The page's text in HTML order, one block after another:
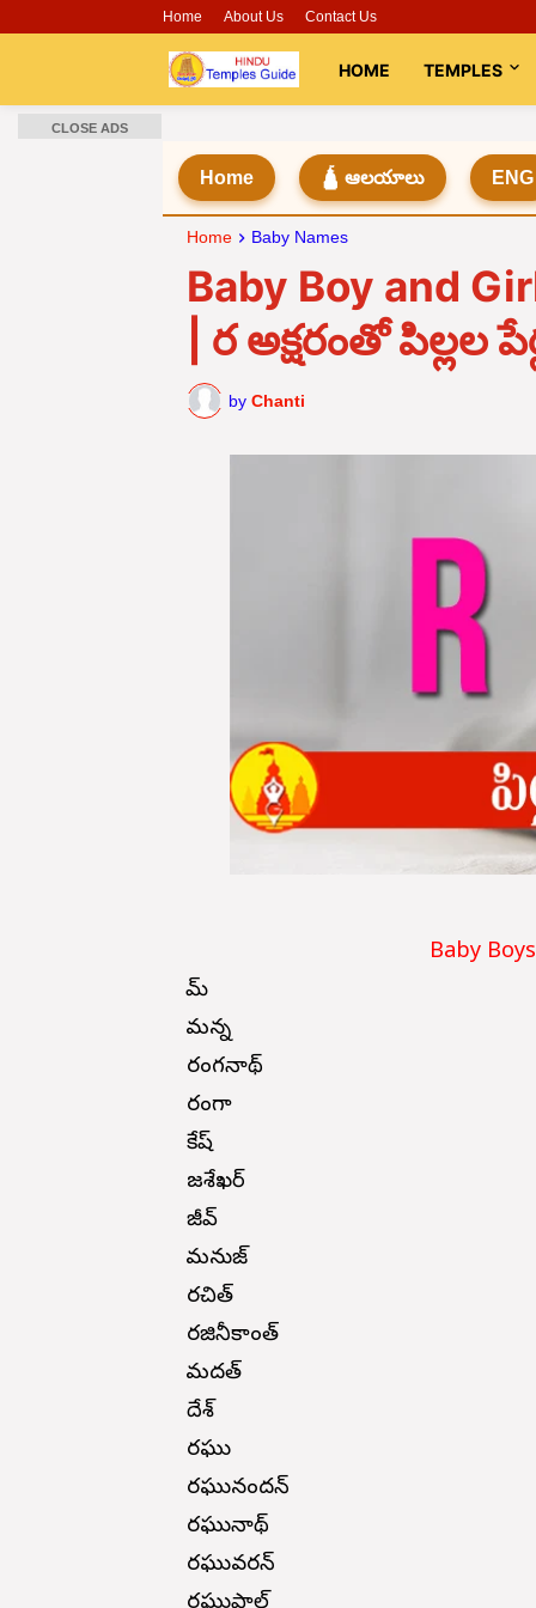
Home About Us Contact Us
HOME TEMPLES
Home 🛕 ఆలయాలు ENG
Home Baby Names
Baby Boy and
| ర అక్షరంతో పిల్లల
by Chanti
Baby
రామ్
రామన్న
రంగనాథ్
రంగా
రాకేష్
రాజశేఖర్
రాజీవ్
రామనుజ్
రచిత్
రజినీకాంత్
రామదత్
రాదేశ్
రఘు
రఘునందన్
రఘునాథ్
రఘువరన్
CLOSE ADS